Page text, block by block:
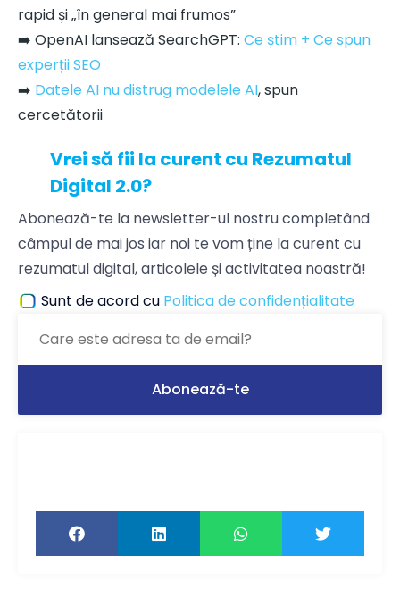
rapid și „în general mai frumos”
➡️ OpenAI lansează SearchGPT: Ce știm + Ce spun
experții SEO
➡️ Datele AI nu distrug modelele AI, spun
cercetătorii
Vrei să fii la curent cu Rezumatul
Digital 2.0?
Abonează-te la newsletter-ul nostru completând
câmpul de mai jos iar noi te vom ține la curent cu
rezumatul digital, articolele și activitatea noastră!
Sunt de acord cu Politica de confidențialitate